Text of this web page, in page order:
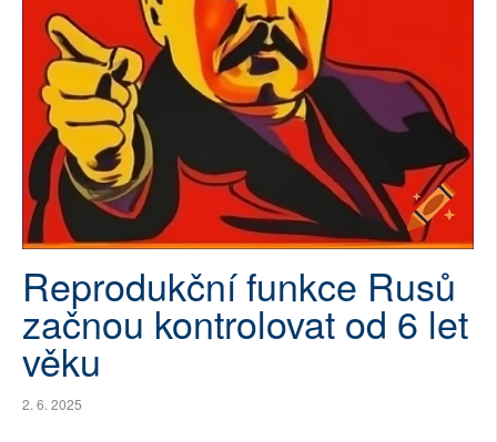
AUTOŘI
PŘÍSPĚVKY NA PROVOZ
SOCIÁLNÍ SÍTĚ
RUBRIKY
PLNÁ VERZE STRÁNEK
Reprodukční funkce Rusů
začnou kontrolovat od 6 let
věku
2. 6. 2025